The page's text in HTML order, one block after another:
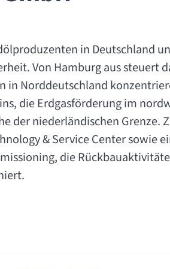
in Deutschland
Von Hamburg aus steuert
in Norddeutschland
die Erdgasförderung im
der niederländischen Grenze.
& Service Center sowie
die